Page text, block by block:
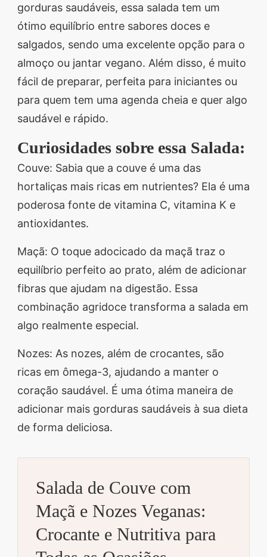
gorduras saudáveis, essa salada tem um
ótimo equilíbrio entre sabores doces e
salgados, sendo uma excelente opção para o
almoço ou jantar vegano. Além disso, é muito
fácil de preparar, perfeita para iniciantes ou
para quem tem uma agenda cheia e quer algo
saudável e rápido.
Curiosidades sobre essa Salada:
Couve: Sabia que a couve é uma das
hortaliças mais ricas em nutrientes? Ela é uma
poderosa fonte de vitamina C, vitamina K e
antioxidantes.
Maçã: O toque adocicado da maçã traz o
equilíbrio perfeito ao prato, além de adicionar
fibras que ajudam na digestão. Essa
combinação agridoce transforma a salada em
algo realmente especial.
Nozes: As nozes, além de crocantes, são
ricas em ômega-3, ajudando a manter o
coração saudável. É uma ótima maneira de
adicionar mais gorduras saudáveis à sua dieta
de forma deliciosa.
Salada de Couve com
Maçã e Nozes Veganas:
Crocante e Nutritiva para